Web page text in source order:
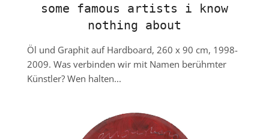
some famous artists i know
nothing about
Öl und Graphit auf Hardboard, 260 x 90 cm, 1998-
2009. Was verbinden wir mit Namen berühmter
Künstler? Wen halten...